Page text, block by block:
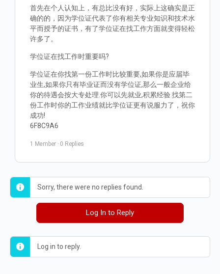
首先在个人认知上，有总比没有好，实际上这确实是正
确的的，因为学位证代表了你有相关专业知识和技术水
平而授予的证书，有了学位证在找工作方面就变得轻松
许多了。
学位证在找工作时重要吗?
学位证在你找第一份工作时比较重要,如果你是应届毕
业生,如果你只有毕业证而没有学位证,那么一般企业给
你的待遇会按大专处理.你可以先就业,积累经验.找第二
份工作时你的工作业绩就比学位证更有说服力了，祝你
成功!
6F8C9A6
1 Member · 0 Replies
Sorry, there were no replies found.
Log In to Reply
Log in to reply.